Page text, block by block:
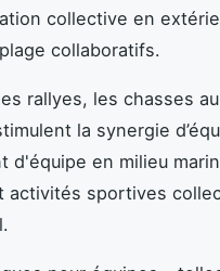
collective en
collaboratifs.
rallyes, les chasses
la synergie
d'équipe en milieu
activités sportives